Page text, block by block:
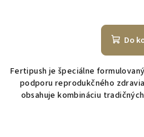
Do
Fertipush je špeciálne
podporu reprodukčného
obsahuje kombináciu